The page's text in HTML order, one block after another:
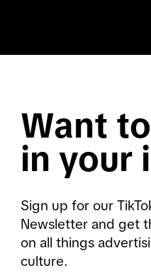
Want
in your
Sign up for our
Newsletter and get
on all things
culture.